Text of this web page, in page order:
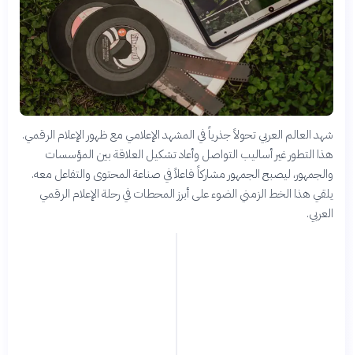
شهد العالم العربي تحولاً جذرياً في المشهد الإعلامي مع ظهور الإعلام الرقمي.
هذا التطور غير أساليب التواصل وأعاد تشكيل العلاقة بين المؤسسات
والجمهور، ليصبح الجمهور مشاركاً فاعلاً في صناعة المحتوى والتفاعل معه.
يلقي هذا الخط الزمني الضوء على أبرز المحطات في رحلة الإعلام الرقمي
العربي.